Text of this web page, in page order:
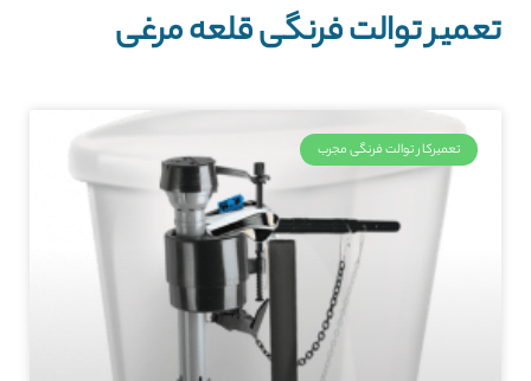
تعمیر توالت فرنگی قلعه‌ مرغی
تعمیرکار توالت فرنگی مجرب